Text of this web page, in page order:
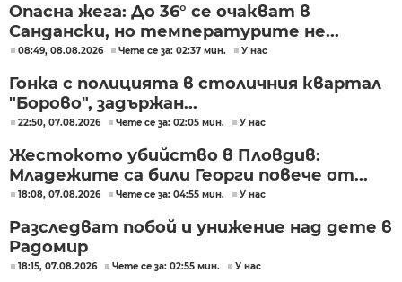
Опасна жега: До 36° се очакват в
Сандански, но температурите не...
08:49, 08.08.2026 Чете се за: 02:37 мин. У нас
Гонка с полицията в столичния квартал
"Борово", задържан...
22:50, 07.08.2026 Чете се за: 02:05 мин. У нас
Жестокото убийство в Пловдив:
Младежите са били Георги повече от...
18:08, 07.08.2026 Чете се за: 04:55 мин. У нас
Разследват побой и унижение над дете в
Радомир
18:15, 07.08.2026 Чете се за: 02:55 мин. У нас